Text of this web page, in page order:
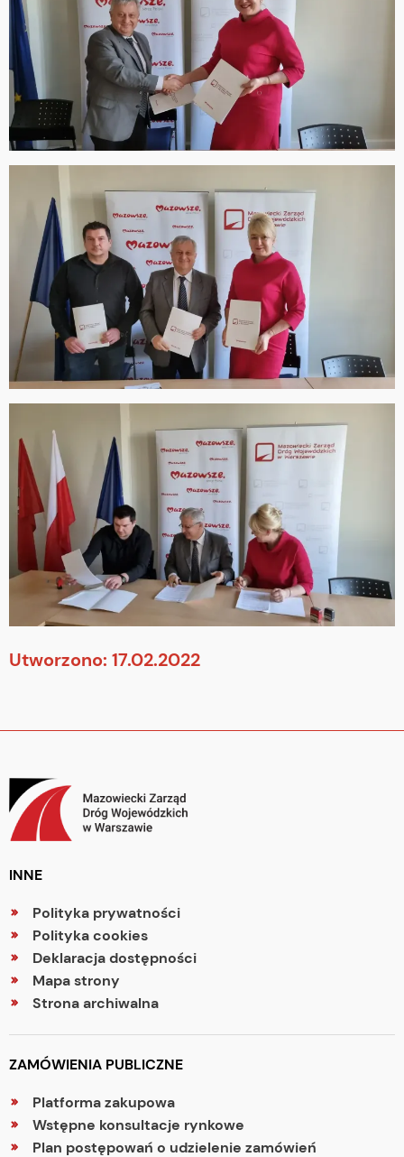
Utworzono: 17.02.2022
INNE
Polityka prywatności
Polityka cookies
Deklaracja dostępności
Mapa strony
Strona archiwalna
ZAMÓWIENIA PUBLICZNE
Platforma zakupowa
Wstępne konsultacje rynkowe
Plan postępowań o udzielenie zamówień